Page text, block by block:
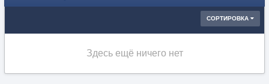
СОРТИРОВКА
Здесь ещё ничего нет